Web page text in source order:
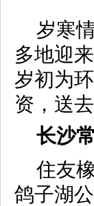
岁寒
多地迎
岁初为
资，送
长沙
住友
鸽子湖